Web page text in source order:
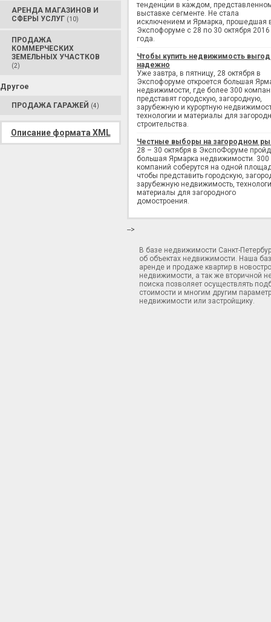
АРЕНДА МАГАЗИНОВ И
СФЕРЫ УСЛУГ (10)
ПРОДАЖА
КОММЕРЧЕСКИХ
ЗЕМЕЛЬНЫХ УЧАСТКОВ
(2)
Другое
ПРОДАЖА ГАРАЖЕЙ (4)
Описание формата XML
тенденции в каждом,
выставке сегменте. Не стала
исключением и Ярмарка, прошедшая
Экспофоруме с 28 по 30 октября 2016
года.
Чтобы купить недвижимость
надежно
Уже завтра, в пятницу, 28 октября в
Экспофоруме откроется большая
недвижимости, где более 300
представят городскую, загородную,
зарубежную и курортную
технологии и материалы для
строительства.
Честные выборы на загородном
28 – 30 октября в ЭкспоФоруме
большая Ярмарка недвижимости. 300
компаний соберутся на одной
чтобы представить городскую,
зарубежную недвижимость,
материалы для загородного
домостроения.
-->
В базе недвижимости Санкт-
об объектах недвижимости. Наша
аренде и продаже квартир в
недвижимости, а так же вторичной
поиска позволяет осуществлять
стоимости и многим другим
недвижимости или застройщику.